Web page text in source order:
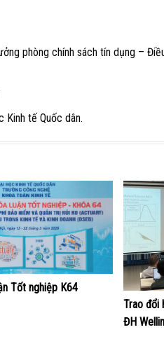
phòng chính sách tín dụng –
tế Quốc dân.
Tốt nghiệp K64
Trao đổi
ĐH